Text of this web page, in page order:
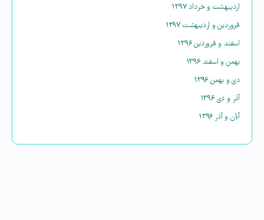
اردیبهشت و خرداد ۱۳۹۷
فروردین و اردیبهشت ۱۳۹۷
اسفند و فروردین ۱۳۹۶
بهمن و اسفند ۱۳۹۶
دی و بهمن ۱۳۹۶
آذر و دی ۱۳۹۶
آبان و آذر ۱۳۹۶